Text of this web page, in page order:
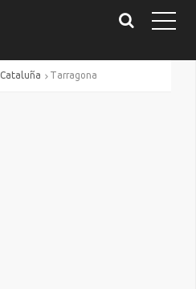
Cataluña Tarragona